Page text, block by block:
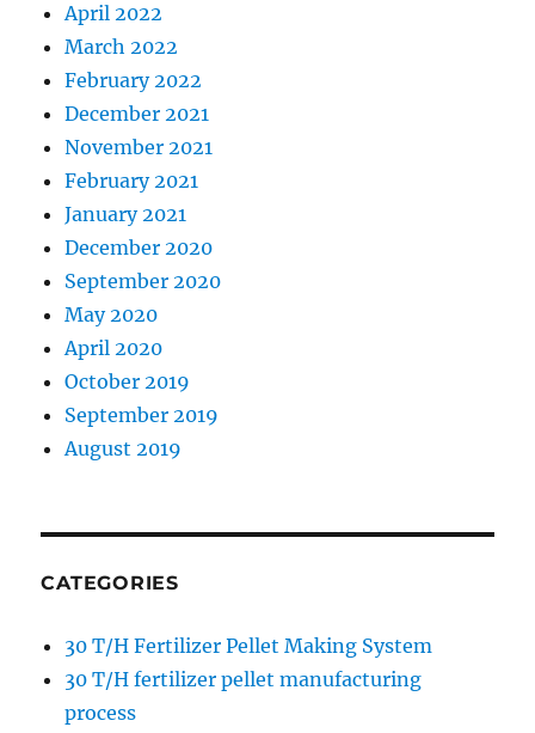
April 2022
March 2022
February 2022
December 2021
November 2021
February 2021
January 2021
December 2020
September 2020
May 2020
April 2020
October 2019
September 2019
August 2019
CATEGORIES
30 T/H Fertilizer Pellet Making System
30 T/H fertilizer pellet manufacturing
process